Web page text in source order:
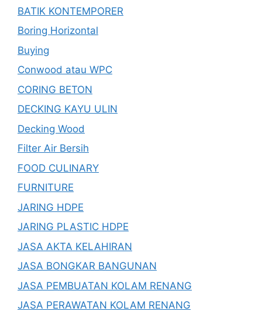
BATIK KONTEMPORER
Boring Horizontal
Buying
Conwood atau WPC
CORING BETON
DECKING KAYU ULIN
Decking Wood
Filter Air Bersih
FOOD CULINARY
FURNITURE
JARING HDPE
JARING PLASTIC HDPE
JASA AKTA KELAHIRAN
JASA BONGKAR BANGUNAN
JASA PEMBUATAN KOLAM RENANG
JASA PERAWATAN KOLAM RENANG